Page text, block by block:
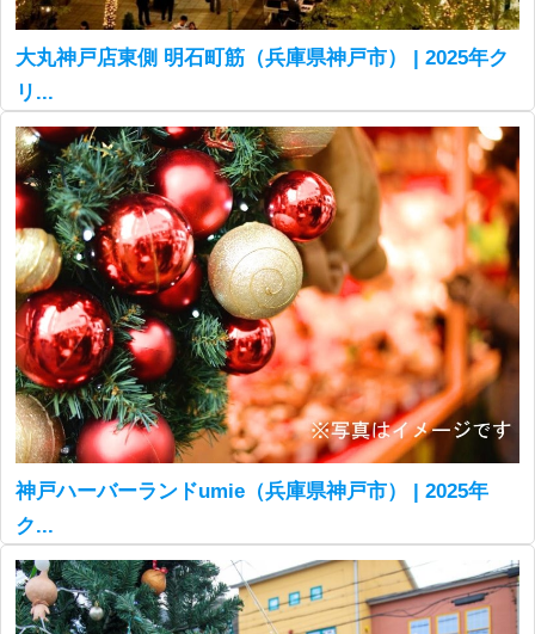
大丸神戸店東側 明石町筋（兵庫県神戸市） | 2025年ク
リ...
神戸ハーバーランドumie（兵庫県神戸市） | 2025年
ク...